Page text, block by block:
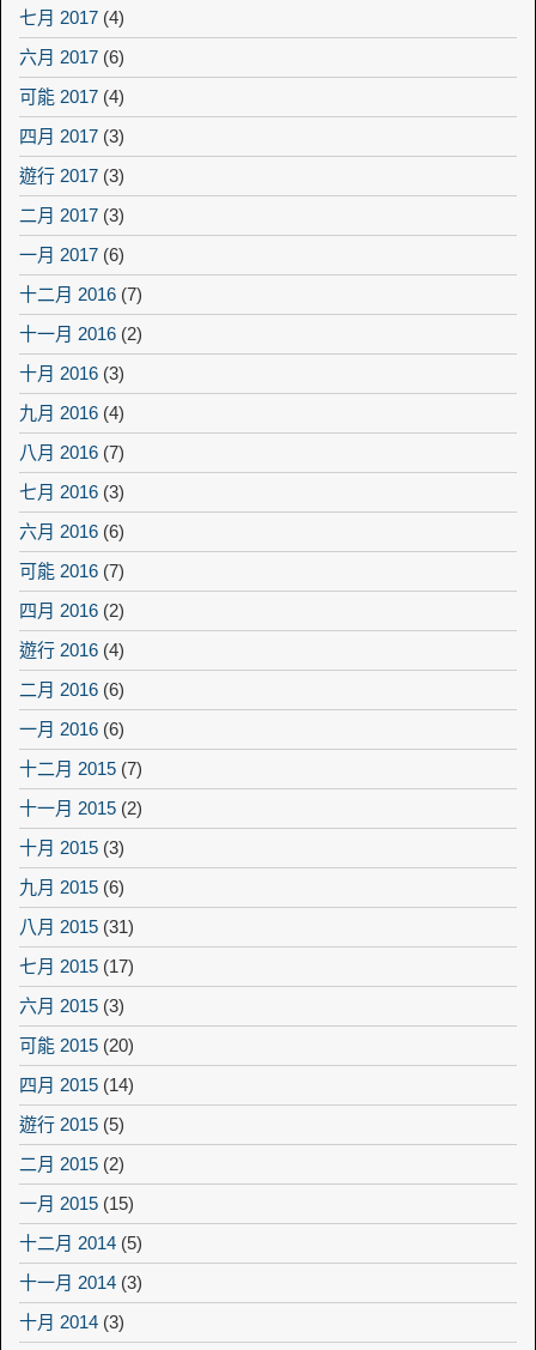
七月 2017 (4)
六月 2017 (6)
可能 2017 (4)
四月 2017 (3)
遊行 2017 (3)
二月 2017 (3)
一月 2017 (6)
十二月 2016 (7)
十一月 2016 (2)
十月 2016 (3)
九月 2016 (4)
八月 2016 (7)
七月 2016 (3)
六月 2016 (6)
可能 2016 (7)
四月 2016 (2)
遊行 2016 (4)
二月 2016 (6)
一月 2016 (6)
十二月 2015 (7)
十一月 2015 (2)
十月 2015 (3)
九月 2015 (6)
八月 2015 (31)
七月 2015 (17)
六月 2015 (3)
可能 2015 (20)
四月 2015 (14)
遊行 2015 (5)
二月 2015 (2)
一月 2015 (15)
十二月 2014 (5)
十一月 2014 (3)
十月 2014 (3)